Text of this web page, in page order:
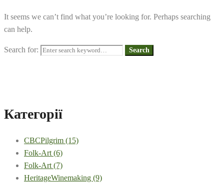
It seems we can’t find what you’re looking for. Perhaps searching
can help.
Search for: Search
Категорії
CBCPilgrim (15)
Folk-Art (6)
Folk-Art (7)
HeritageWinemaking (9)